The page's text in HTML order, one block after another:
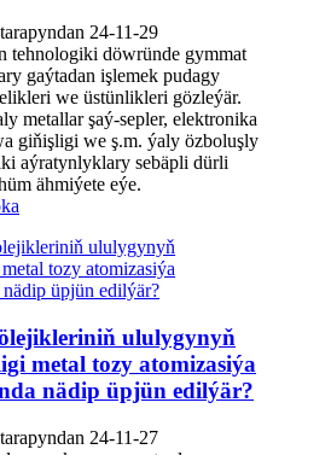
24-11-29
tehnologiki döwründe gymmat
gaýtadan işlemek pudagy
we üstünlikleri gözleýär.
metallar şaý-sepler, elektronika
giňişligi we ş.m. ýaly özboluşly
aýratynlyklary sebäpli dürli
ähmiýete eýe.
ululygynyň
metal tozy atomizasiýa
nädip üpjün edilýär?
24-11-27